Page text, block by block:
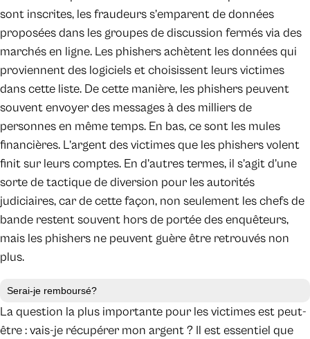
sont inscrites, les fraudeurs s’emparent de données
proposées dans les groupes de discussion fermés via des
marchés en ligne. Les phishers achètent les données qui
proviennent des logiciels et choisissent leurs victimes
dans cette liste. De cette manière, les phishers peuvent
souvent envoyer des messages à des milliers de
personnes en même temps. En bas, ce sont les mules
financières. L’argent des victimes que les phishers volent
finit sur leurs comptes. En d’autres termes, il s’agit d’une
sorte de tactique de diversion pour les autorités
judiciaires, car de cette façon, non seulement les chefs de
bande restent souvent hors de portée des enquêteurs,
mais les phishers ne peuvent guère être retrouvés non
plus.
Serai-je remboursé?
La question la plus importante pour les victimes est peut-
être : vais-je récupérer mon argent ? Il est essentiel que